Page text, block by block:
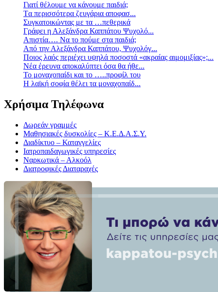
Γιατί θέλουμε να κάνουμε παιδιά;
Tα περισσότερα ζευγάρια αποφασ...
Συγκατοικώντας με τα …πεθερικά
Γράφει η Αλεξάνδρα Καππάτου Ψυχολό...
Απιστία…. Να το πούμε στα παιδιά;
Από την Αλεξάνδρα Καππάτου, Ψυχολόγ...
Ποιος λαός περιέχει υψηλά ποσοστά «ακραίας αιμομιξίας»;...
Νέα έρευνα αποκαλύπτει όσα θα ήθε...
Το μοναχοπαίδι και το …..προφίλ του
Η λαϊκή σοφία θέλει τα μοναχοπαίδ...
Χρήσιμα Τηλέφωνα
Δωρεάν γραμμές
Μαθησιακές δυσκολίες – Κ.Ε.Δ.Α.Σ.Υ.
Διαδίκτυο – Καταγγελίες
Ιατροπαιδαγωγικές υπηρεσίες
Ναρκωτικά – Αλκοόλ
Διατροφικές Διαταραχές